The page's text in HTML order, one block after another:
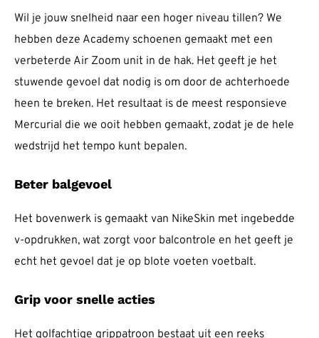
Wil je jouw snelheid naar een hoger niveau tillen? We
hebben deze Academy schoenen gemaakt met een
verbeterde Air Zoom unit in de hak. Het geeft je het
stuwende gevoel dat nodig is om door de achterhoede
heen te breken. Het resultaat is de meest responsieve
Mercurial die we ooit hebben gemaakt, zodat je de hele
wedstrijd het tempo kunt bepalen.
Beter balgevoel
Het bovenwerk is gemaakt van NikeSkin met ingebedde
v-opdrukken, wat zorgt voor balcontrole en het geeft je
echt het gevoel dat je op blote voeten voetbalt.
Grip voor snelle acties
Het golfachtige grippatroon bestaat uit een reeks